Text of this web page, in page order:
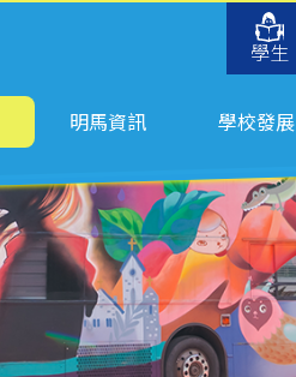
學生
明馬資訊 學校發展